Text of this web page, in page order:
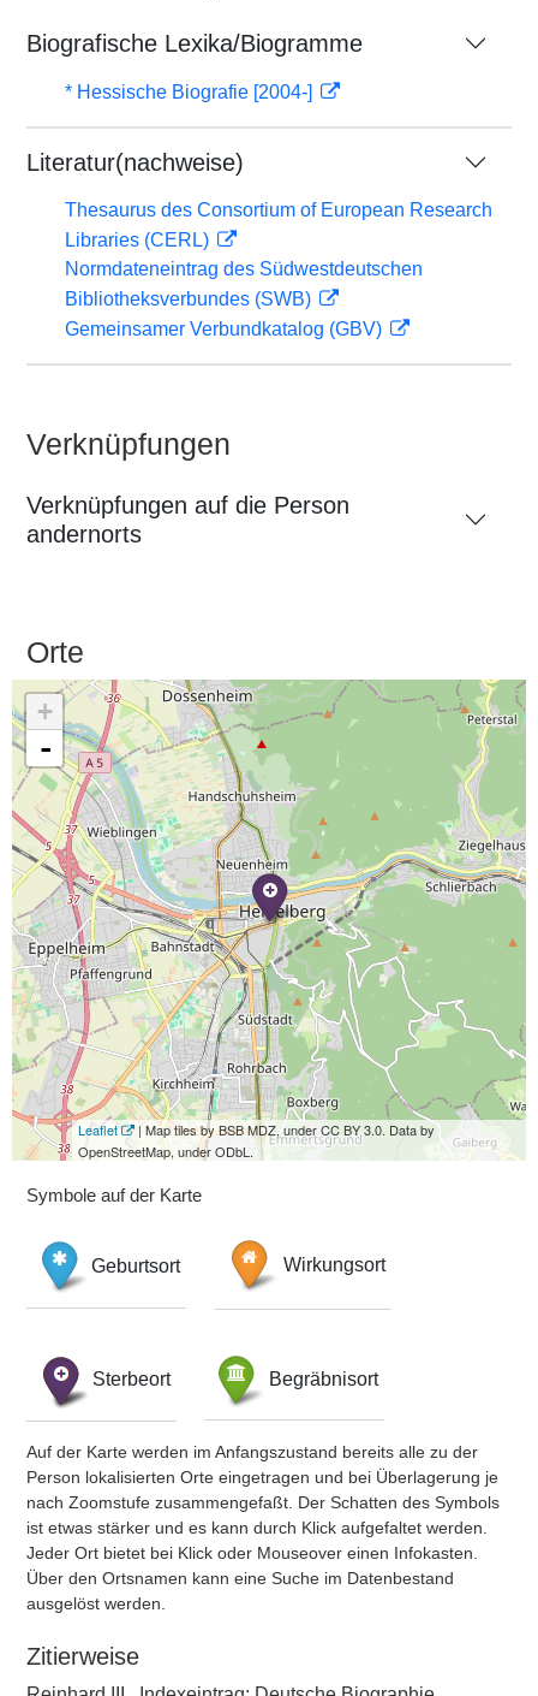
Biografische Lexika/Biogramme
* Hessische Biografie [2004-]
Literatur(nachweise)
Thesaurus des Consortium of European Research
Libraries (CERL)
Normdateneintrag des Südwestdeutschen
Bibliotheksverbundes (SWB)
Gemeinsamer Verbundkatalog (GBV)
Verknüpfungen
Verknüpfungen auf die Person
andernorts
Orte
+
-
Leaflet
| Map tiles by BSB MDZ, under CC BY 3.0. Data by
OpenStreetMap, under ODbL.
Symbole auf der Karte
Geburtsort Wirkungsort
Sterbeort Begräbnisort
Auf der Karte werden im Anfangszustand bereits alle zu der
Person lokalisierten Orte eingetragen und bei Überlagerung je
nach Zoomstufe zusammengefaßt. Der Schatten des Symbols
ist etwas stärker und es kann durch Klick aufgefaltet werden.
Jeder Ort bietet bei Klick oder Mouseover einen Infokasten.
Über den Ortsnamen kann eine Suche im Datenbestand
ausgelöst werden.
Zitierweise